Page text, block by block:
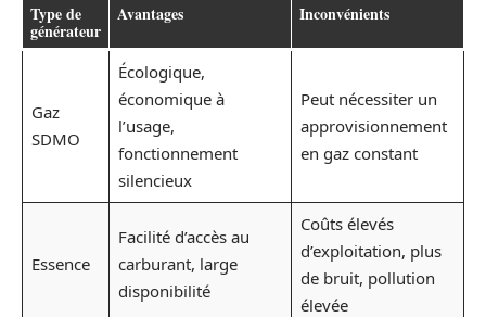
Type de
générateur
Avantages Inconvénients
Gaz
SDMO
Écologique,
économique à
l’usage,
fonctionnement
silencieux
Peut nécessiter un
approvisionnement
en gaz constant
Essence
Facilité d’accès au
carburant, large
disponibilité
Coûts élevés
d’exploitation, plus
de bruit, pollution
élevée